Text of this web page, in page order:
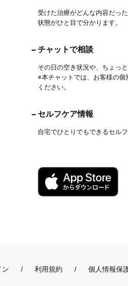
受けた治療がどんな内容だっ
状態がひと目で分かります。
チャットで相談
その日の空き状況や、ちょっ
※本チャットでは、お客様の
ください。
セルフケア情報
自宅でひとりでもできるセル
ン 利用規約 個人情報保